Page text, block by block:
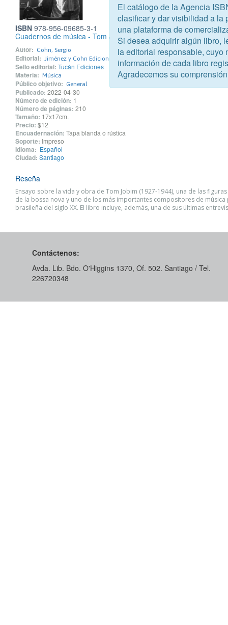
ISBN 978-956-09685-3-1
Cuadernos de música - Tom Jobim
Autor: Cohn, Sergio
Editorial: Jiménez y Cohn Ediciones Limitada - Tucán Ediciones
Sello editorial: Tucán Ediciones
Materia: Música
Público objetivo: General
Publicado: 2022-04-30
Número de edición: 1
Número de páginas: 210
Tamaño: 17x17cm.
Precio: $12
Encuadernación: Tapa blanda o rústica
Soporte: Impreso
Idioma: Español
Ciudad: Santiago
Reseña
Ensayo sobre la vida y obra de Tom Jobim (1927-1944), una de las
de la bossa nova y uno de los más importantes compositores de
brasileña del siglo XX. El libro incluye, además, una de sus últimas
Contáctenos:
Avda. Lib. Bdo. O'Higgins 1370, Of. 502. Santiago / Tel.
226720348
El catálogo de la Agencia
clasificar y dar visibilidad a la
una plataforma de
Si desea adquirir algún libro,
la editorial responsable, cuyo
información de cada libro
Agradecemos su